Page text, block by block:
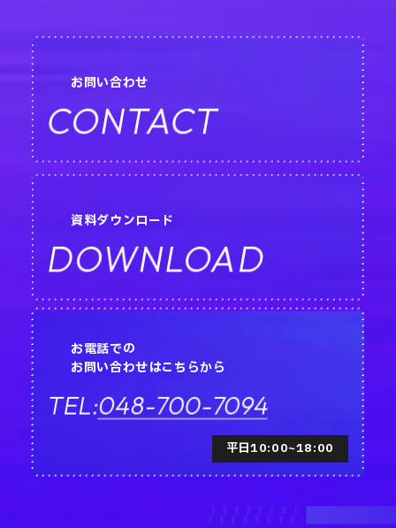
お問い合わせ
CONTACT
資料ダウンロード
DOWNLOAD
お電話での
お問い合わせはこちらから
TEL:048-700-7094
平日10:00~18:00